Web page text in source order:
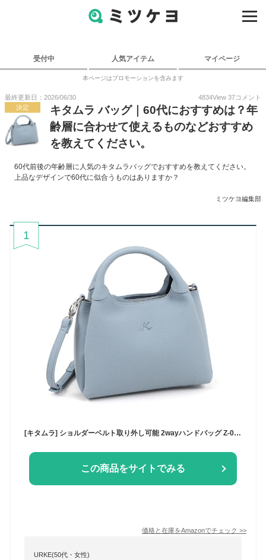
受付中 人気アイテム マイページ
本ページはプロモーションを含みます
最終更新日：2026/06/30 4834View 37コメント
決定
キタムラ バッグ｜60代におすすめは？年
齢層に合わせて使えるものなどおすすめ
を教えてください。
60代前後の年齢層に人気のキタムラバッグでおすすめを教えてください。
上品なデザインで60代に似合うものはありますか？
ミツケヨ編集部
1
[キタムラ] ショルダーベルト取り外し可能 2wayハンドバッグ Z-0650 レディース ブルーグレー 84841
この商品をサイトでみる
価格と在庫をAmazonでチェック >>
URKE(50代・女性)